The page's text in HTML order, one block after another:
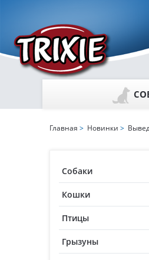
Собаки
Кошки
Птицы
Грызуны
Главная > Новинки >